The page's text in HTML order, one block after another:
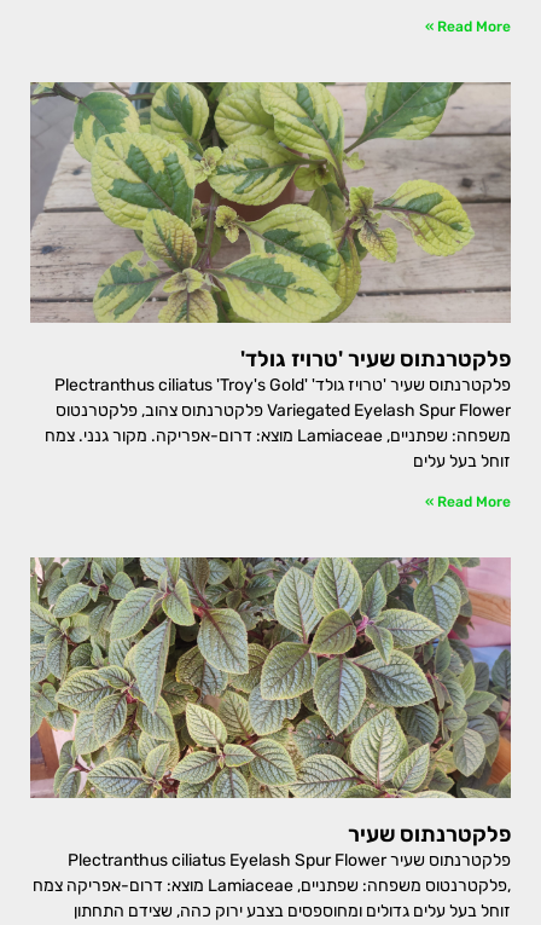
Read More »
פלקטרנתוס שעיר 'טרויז גולד'
פלקטרנתוס שעיר 'טרויז גולד' Plectranthus ciliatus 'Troy's Gold'
Variegated Eyelash Spur Flower פלקטרנתוס צהוב, פלקטרנטוס
משפחה: שפתניים, Lamiaceae מוצא: דרום-אפריקה. מקור גנני. צמח
זוחל בעל עלים
Read More »
פלקטרנתוס שעיר
פלקטרנתוס שעיר Plectranthus ciliatus Eyelash Spur Flower
,פלקטרנטוס משפחה: שפתניים, Lamiaceae מוצא: דרום-אפריקה צמח
זוחל בעל עלים גדולים ומחוספסים בצבע ירוק כהה, שצידם התחתון